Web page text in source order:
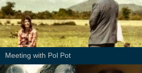
Meeting with Pol Pot